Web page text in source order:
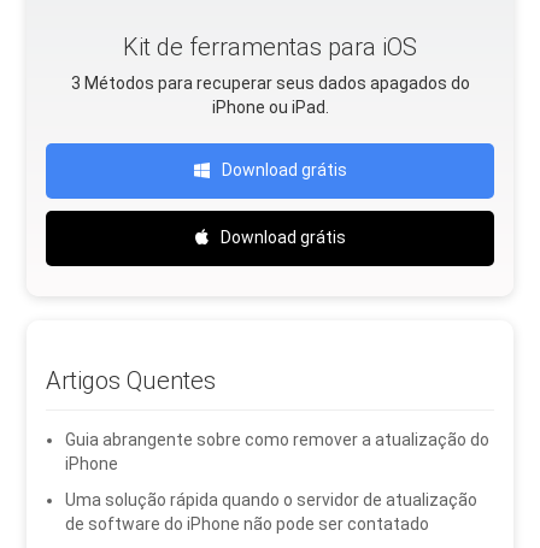
Kit de ferramentas para iOS
3 Métodos para recuperar seus dados apagados do
iPhone ou iPad.
Download grátis
Download grátis
Artigos Quentes
Guia abrangente sobre como remover a atualização do
iPhone
Uma solução rápida quando o servidor de atualização
de software do iPhone não pode ser contatado